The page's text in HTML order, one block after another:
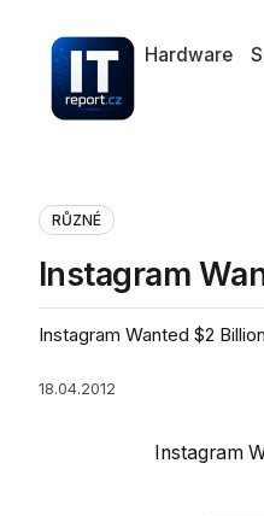
Hardware
RŮZNÉ
Instagram
Instagram Wanted $2
18.04.2012
Instagram